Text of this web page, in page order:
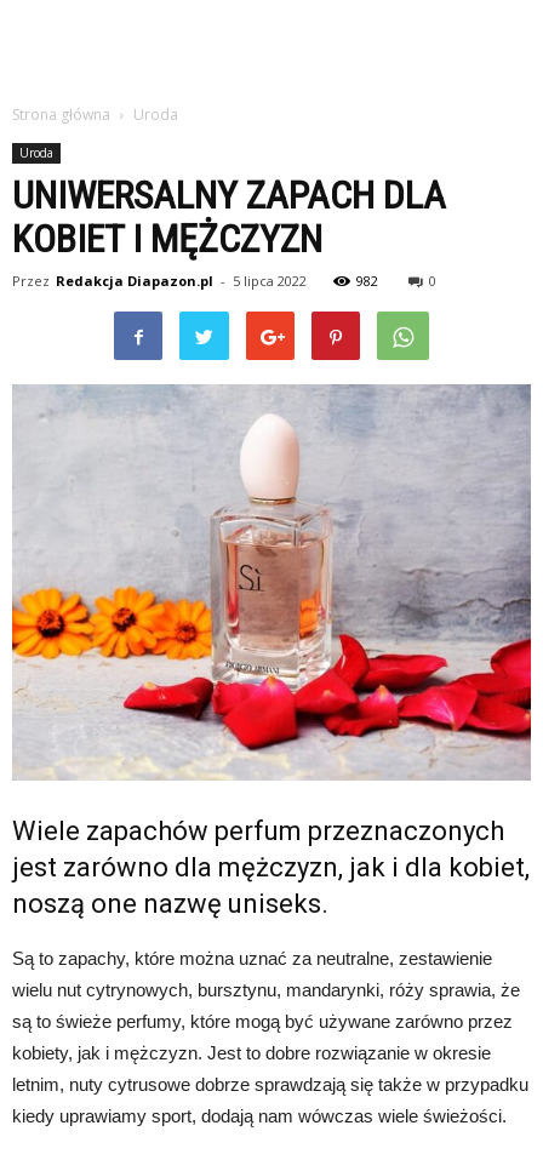
Strona główna Uroda
Uroda
UNIWERSALNY ZAPACH DLA
KOBIET I MĘŻCZYZN
Przez Redakcja Diapazon.pl - 5 lipca 2022 982 0
Wiele zapachów perfum przeznaczonych
jest zarówno dla mężczyzn, jak i dla kobiet,
noszą one nazwę uniseks.
Są to zapachy, które można uznać za neutralne, zestawienie
wielu nut cytrynowych, bursztynu, mandarynki, róży sprawia, że
są to świeże perfumy, które mogą być używane zarówno przez
kobiety, jak i mężczyzn. Jest to dobre rozwiązanie w okresie
letnim, nuty cytrusowe dobrze sprawdzają się także w przypadku
kiedy uprawiamy sport, dodają nam wówczas wiele świeżości.